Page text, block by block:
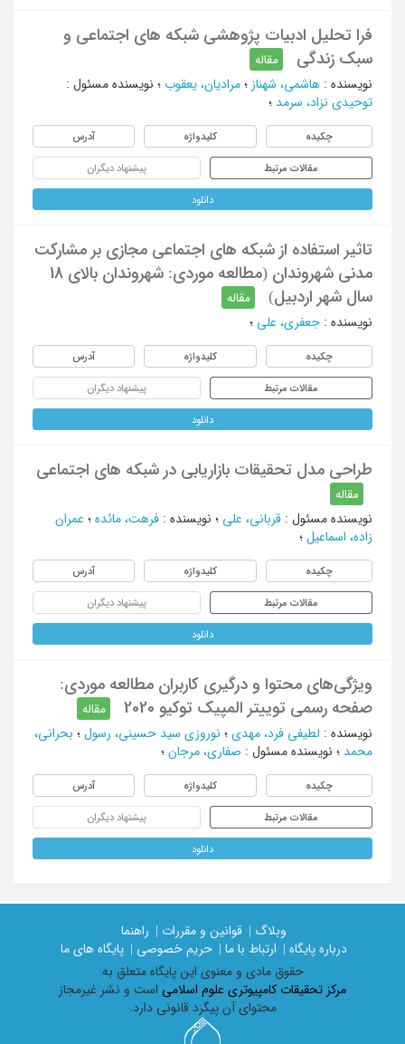
فرا تحلیل ادبیات پژوهشی شبکه های اجتماعی و
سبک زندگی
مقاله
نویسنده : هاشمی، شهناز ؛ مرادیان، یعقوب ؛ نویسنده مسئول :
توحیدی نزاد، سرمد ؛
چکیده کلیدواژه آدرس
مقالات مرتبط پیشنهاد دیگران
دانلود
تاثیر استفاده از شبکه های اجتماعی مجازی بر مشارکت
مدنی شهروندان (مطالعه موردی: شهروندان بالای 18
سال شهر اردبیل)
مقاله
نویسنده : جعفری، علی ؛
چکیده کلیدواژه آدرس
مقالات مرتبط پیشنهاد دیگران
دانلود
طراحی مدل تحقیقات بازاریابی در شبکه های اجتماعی
مقاله
نویسنده مسئول : قربانی، علی ؛ نویسنده : فرهت، مائده ؛ عمران
زاده، اسماعیل ؛
چکیده کلیدواژه آدرس
مقالات مرتبط پیشنهاد دیگران
دانلود
ویژگی‌های محتوا و درگیری کاربران مطالعه موردی:
صفحه رسمی توییتر المپیک توکیو 2020
مقاله
نویسنده : لطیفی فرد، مهدی ؛ نوروزی سید حسینی، رسول ؛ بحرانی،
محمد ؛ نویسنده مسئول : صفاری، مرجان ؛
چکیده کلیدواژه آدرس
مقالات مرتبط پیشنهاد دیگران
دانلود
وبلاگ | قوانین و مقررات |
راهنما
درباره پایگاه |
ارتباط با ما | حریم خصوصی |
پایگاه های ما
حقوق مادی و معنوی اين پايگاه متعلق به
مرکز تحقیقات کامپیوتری علوم اسلامی است و نشر غیرمجاز
محتوای آن پیگرد قانونی دارد.